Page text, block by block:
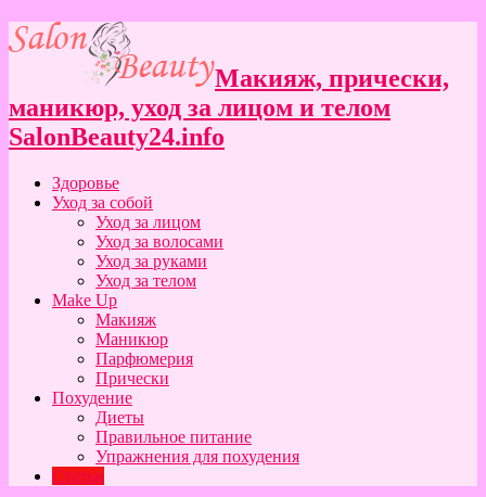
Макияж, прически,
маникюр, уход за лицом и телом
SalonBeauty24.info
Здоровье
Уход за собой
Уход за лицом
Уход за волосами
Уход за руками
Уход за телом
Make Up
Макияж
Маникюр
Парфюмерия
Прически
Похудение
Диеты
Правильное питание
Упражнения для похудения
Статьи